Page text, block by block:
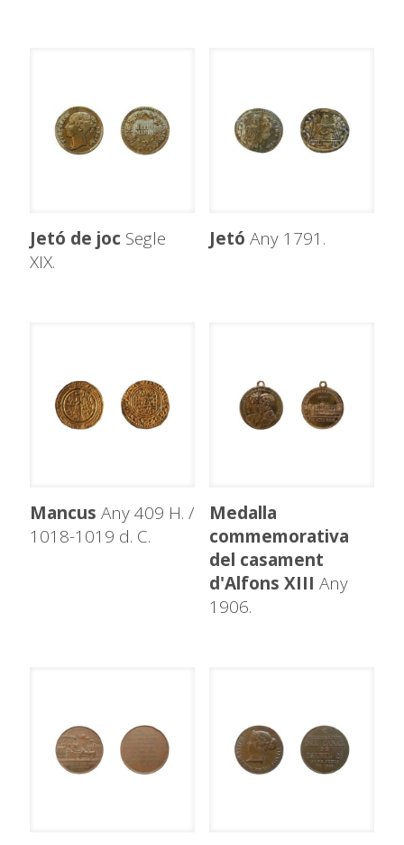
Jetó de joc Segle
XIX.
Jetó Any 1791.
Mancus Any 409 H. /
1018-1019 d. C.
Medalla
commemorativa
del casament
d'Alfons XIII Any
1906.